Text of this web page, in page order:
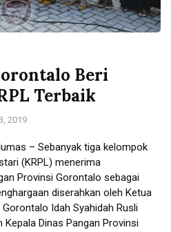
Beri
Terbaik
2019
– Sebanyak tiga kelompok
(KRPL) menerima
Provinsi Gorontalo sebagai
diserahkan oleh Ketua
Idah Syahidah Rusli
Dinas Pangan Provinsi